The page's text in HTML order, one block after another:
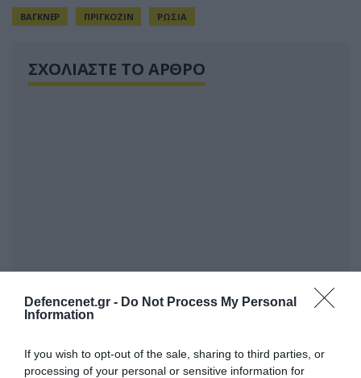
Defencenet.gr - Do Not Process My Personal
Information
If you wish to opt-out of the sale, sharing to third parties, or
processing of your personal or sensitive information for
ΒΑΓΚΝΕΡ ΠΡΙΓΚΟΖΙΝ ΡΩΣΙΑ
ΣΧΟΛΙΑΣΤΕ ΤΟ ΑΡΘΡΟ